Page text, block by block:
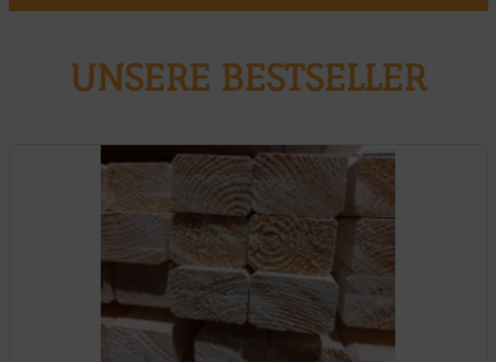
UNSERE BESTSELLER
Muster möglich